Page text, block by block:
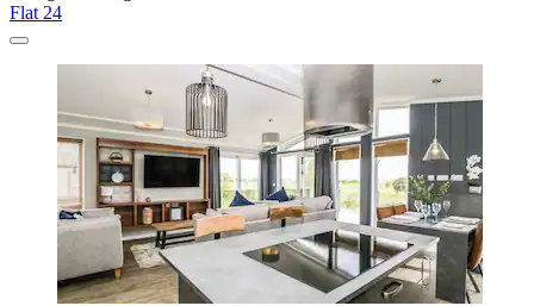
Flat 24